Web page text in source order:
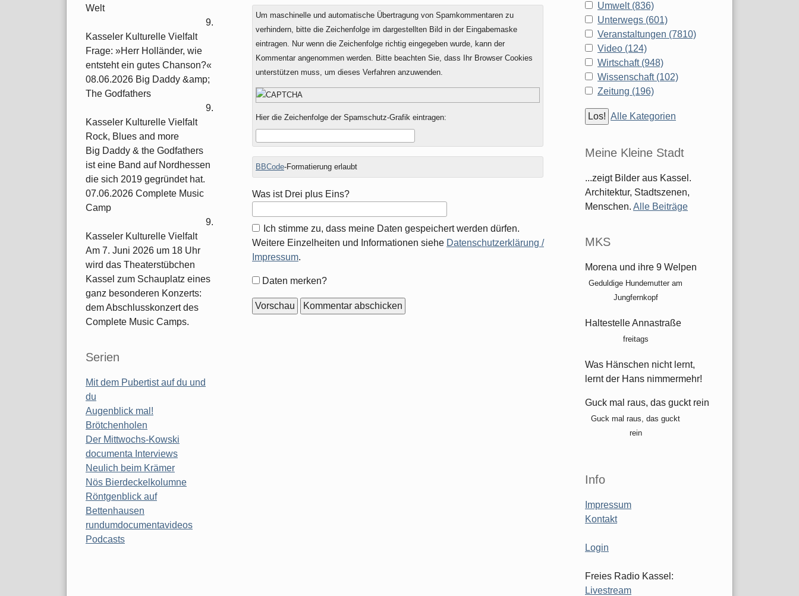
Um maschinelle und automatische Übertragung von Spamkommentaren zu
verhindern, bitte die Zeichenfolge im dargestellten Bild in der Eingabemaske
eintragen. Nur wenn die Zeichenfolge richtig eingegeben wurde, kann der
Kommentar angenommen werden. Bitte beachten Sie, dass Ihr Browser Cookies
unterstützen muss, um dieses Verfahren anzuwenden.
Hier die Zeichenfolge der Spamschutz-Grafik eintragen:
BBCode-Formatierung erlaubt
Was ist Drei plus Eins?
Ich stimme zu, dass meine Daten gespeichert werden dürfen.
Weitere Einzelheiten und Informationen siehe Datenschutzerklärung /
Impressum.
Formular-
Daten merken?
Welt
9.
Kasseler Kulturelle Vielfalt
Frage: »Herr Holländer, wie
entsteht ein gutes Chanson?«
08.06.2026 Big Daddy &amp;
The Godfathers
9.
Kasseler Kulturelle Vielfalt
Rock, Blues and more
Big Daddy & the Godfathers
ist eine Band auf Nordhessen
die sich 2019 gegründet hat.
07.06.2026 Complete Music
Camp
9.
Kasseler Kulturelle Vielfalt
Am 7. Juni 2026 um 18 Uhr
wird das Theaterstübchen
Kassel zum Schauplatz eines
ganz besonderen Konzerts:
dem Abschlusskonzert des
Complete Music Camps.
Serien
Mit dem Pubertist auf du und
du
Augenblick mal!
Brötchenholen
Der Mittwochs-Kowski
documenta Interviews
Neulich beim Krämer
Nös Bierdeckelkolumne
Röntgenblick auf
Bettenhausen
rundumdocumentavideos
Podcasts
Umwelt (836)
Unterwegs (601)
Veranstaltungen (7810)
Video (124)
Wirtschaft (948)
Wissenschaft (102)
Zeitung (196)
Alle Kategorien
Meine Kleine Stadt
...zeigt Bilder aus Kassel.
Architektur, Stadtszenen,
Menschen. Alle Beiträge
MKS
Morena und ihre 9 Welpen
Geduldige Hundemutter am
Jungfernkopf
Haltestelle Annastraße
freitags
Was Hänschen nicht lernt,
lernt der Hans nimmermehr!
Guck mal raus, das guckt rein
Guck mal raus, das guckt
rein
Info
Impressum
Kontakt
Login
Freies Radio Kassel:
Livestream